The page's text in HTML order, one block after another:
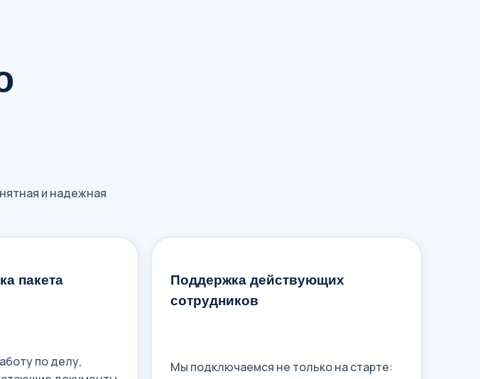
и надежная
пакета
по делу,
Поддержка действующих
сотрудников
Мы подключаемся не только на старте: